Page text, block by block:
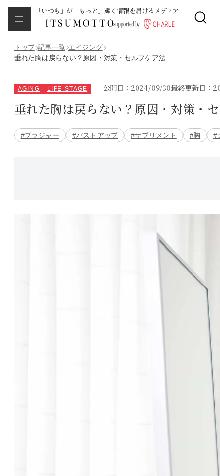
「いつも」が「もっと」輝く情報を届けるメディア
エイジング
サイクルバランス
トップ 記事一覧 エイジング
垂れた胸は戻らない？原因・対策・セルフケア法
AGING LIFE STAGE 公開日：2024/09/30最終更新日：
垂れた胸は戻らない？原因・対策・
#ブラジャー #バストアップ #サプリメント #胸 #